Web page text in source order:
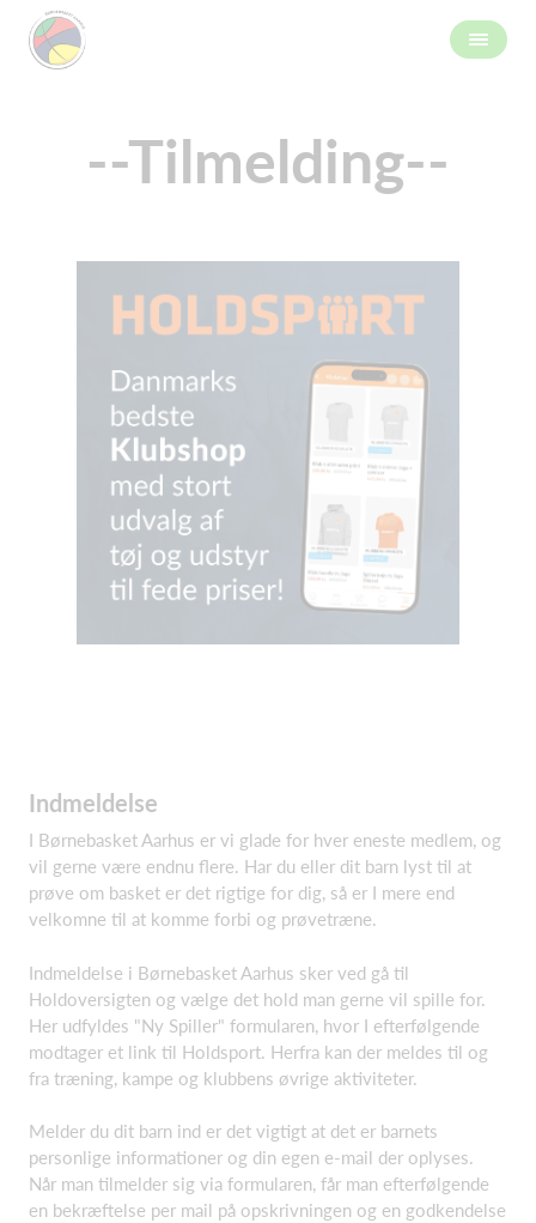
--Tilmelding--
Indmeldelse
I Børnebasket Aarhus er vi glade for hver eneste medlem, og
vil gerne være endnu flere. Har du eller dit barn lyst til at
prøve om basket er det rigtige for dig, så er I mere end
velkomne til at komme forbi og prøvetræne.
Indmeldelse i Børnebasket Aarhus sker ved gå til
Holdoversigten og vælge det hold man gerne vil spille for.
Her udfyldes "Ny Spiller" formularen, hvor I efterfølgende
modtager et link til Holdsport. Herfra kan der meldes til og
fra træning, kampe og klubbens øvrige aktiviteter.
Melder du dit barn ind er det vigtigt at det er barnets
personlige informationer og din egen e-mail der oplyses.
Når man tilmelder sig via formularen, får man efterfølgende
en bekræftelse per mail på opskrivningen og en godkendelse